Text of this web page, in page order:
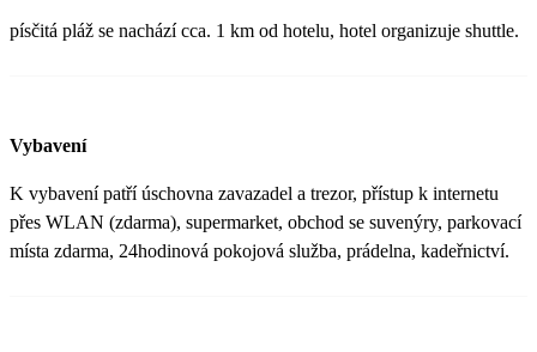
písčitá pláž se nachází cca. 1 km od hotelu, hotel organizuje shuttle.
Vybavení
K vybavení patří úschovna zavazadel a trezor, přístup k internetu
přes WLAN (zdarma), supermarket, obchod se suvenýry, parkovací
místa zdarma, 24hodinová pokojová služba, prádelna, kadeřnictví.